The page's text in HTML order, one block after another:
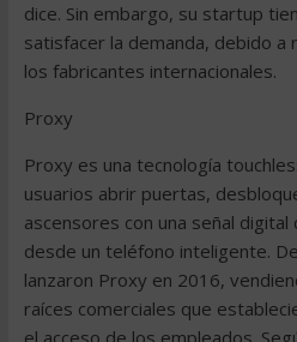
dice. Sin embargo, su startup
satisfacer la demanda, debido
los fabricantes internacionales.
Proxy
Proxy es una tecnología
usuarios abrir puertas,
ascensores con una señal digital
desde un teléfono inteligente.
lanzaron Proxy en 2016,
raíces comerciales que
el acceso de los empleados.